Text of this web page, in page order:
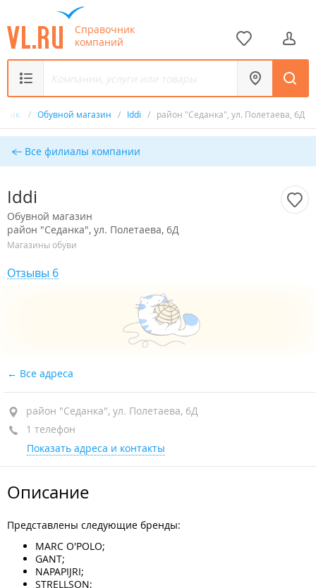
Справочник
компаний
/ Обувной магазин / Iddi / район "Седанка", ул. Полетаева, 6Д
Все филиалы компании
Iddi
Обувной магазин
район "Седанка", ул. Полетаева, 6Д
Магазины обуви
Отзывы 6
Все адреса
район "Седанка", ул. Полетаева, 6Д
1 телефон
Показать адреса и контакты
Описание
Представлены следующие бренды:
MARC O'POLO;
GANT;
NAPAPIJRI;
STRELLSON;